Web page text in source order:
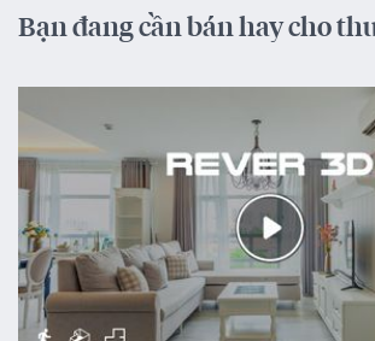
Bạn đang cần bán hay cho